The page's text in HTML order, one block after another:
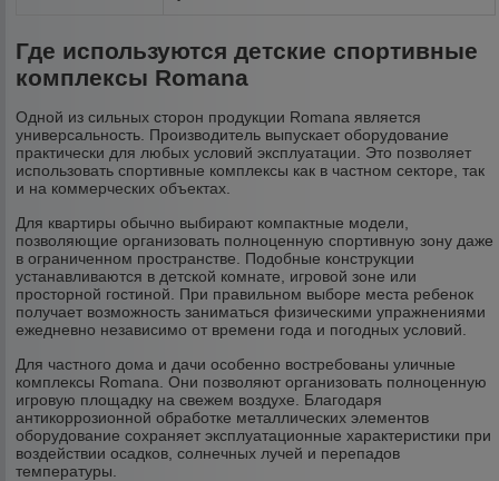
Где используются детские спортивные
комплексы Romana
Одной из сильных сторон продукции Romana является
универсальность. Производитель выпускает оборудование
практически для любых условий эксплуатации. Это позволяет
использовать спортивные комплексы как в частном секторе, так
и на коммерческих объектах.
Для квартиры обычно выбирают компактные модели,
позволяющие организовать полноценную спортивную зону даже
в ограниченном пространстве. Подобные конструкции
устанавливаются в детской комнате, игровой зоне или
просторной гостиной. При правильном выборе места ребенок
получает возможность заниматься физическими упражнениями
ежедневно независимо от времени года и погодных условий.
Для частного дома и дачи особенно востребованы уличные
комплексы Romana. Они позволяют организовать полноценную
игровую площадку на свежем воздухе. Благодаря
антикоррозионной обработке металлических элементов
оборудование сохраняет эксплуатационные характеристики при
воздействии осадков, солнечных лучей и перепадов
температуры.